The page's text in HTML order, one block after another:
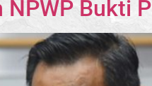
Bukti